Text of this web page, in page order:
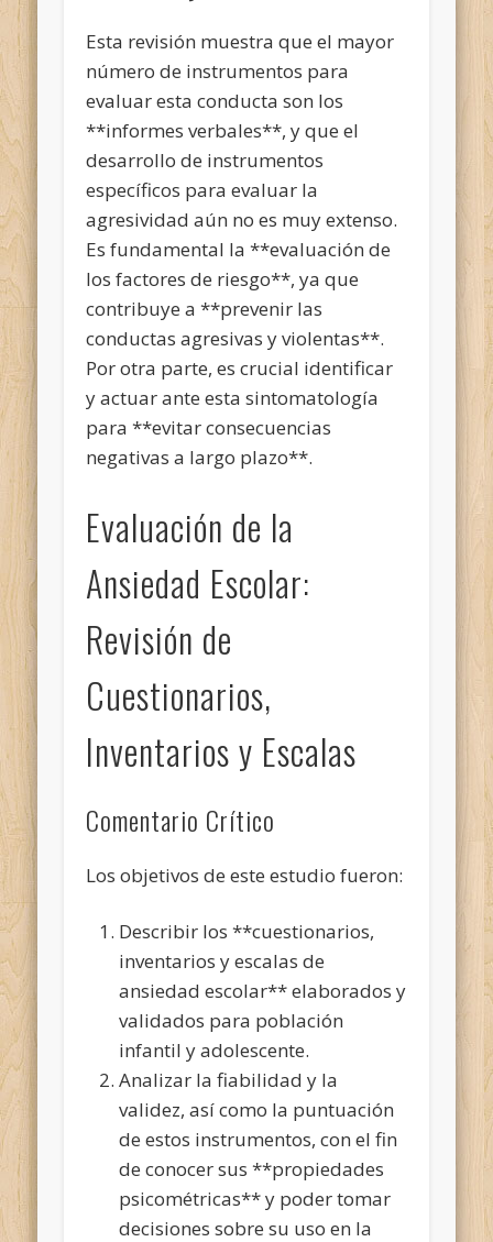
Esta revisión muestra que el mayor
número de instrumentos para
evaluar esta conducta son los
**informes verbales**, y que el
desarrollo de instrumentos
específicos para evaluar la
agresividad aún no es muy extenso.
Es fundamental la **evaluación de
los factores de riesgo**, ya que
contribuye a **prevenir las
conductas agresivas y violentas**.
Por otra parte, es crucial identificar
y actuar ante esta sintomatología
para **evitar consecuencias
negativas a largo plazo**.
Evaluación de la
Ansiedad Escolar:
Revisión de
Cuestionarios,
Inventarios y Escalas
Comentario Crítico
Los objetivos de este estudio fueron:
Describir los **cuestionarios,
inventarios y escalas de
ansiedad escolar** elaborados y
validados para población
infantil y adolescente.
Analizar la fiabilidad y la
validez, así como la puntuación
de estos instrumentos, con el fin
de conocer sus **propiedades
psicométricas** y poder tomar
decisiones sobre su uso en la